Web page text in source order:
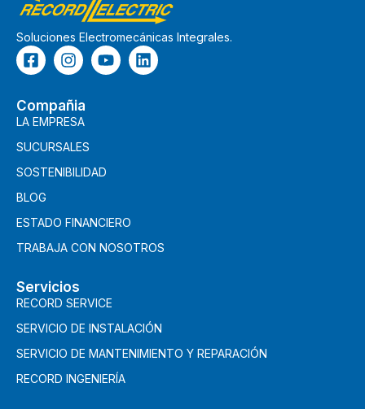
Soluciones Electromecánicas Integrales.
Compañia
LA EMPRESA
SUCURSALES
SOSTENIBILIDAD
BLOG
ESTADO FINANCIERO
TRABAJA CON NOSOTROS
Servicios
RECORD SERVICE
SERVICIO DE INSTALACIÓN
SERVICIO DE MANTENIMIENTO Y REPARACIÓN
RECORD INGENIERÍA